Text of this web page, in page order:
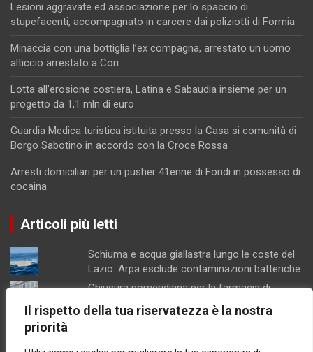
Il rispetto della tua riservatezza è la nostra
priorità
Lesioni aggravate ed associazione per lo spaccio di
stupefacenti, accompagnato in carcere dai poliziotti di Formia
Minaccia con una bottiglia l’ex compagna, arrestato un uomo
alticcio arrestato a Cori
Lotta all’erosione costiera, Latina e Sabaudia insieme per un
progetto da 1,1 mln di euro
Guardia Medica turistica istituita presso la Casa si comunità di
Borgo Sabotino in accordo con la Croce Rossa
Arresti domiciliari per un pusher 41enne di Fondi in possesso di
cocaina
Articoli più letti
Schiuma e acqua giallastra lungo le coste del
Lazio: Arpa esclude contaminazioni batteriche
Chiusura pomeridiana per la farmacia di
Formia, "manca il personale"